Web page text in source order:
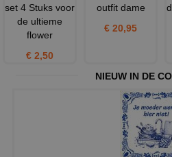
set 4 Stuks voor
de ultieme
flower
€ 2,50
outfit dame
€ 20,95
NIEUW IN DE